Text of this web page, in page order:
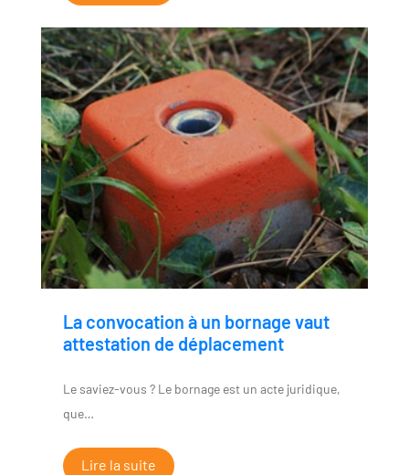
La convocation à un bornage vaut
attestation de déplacement
Le saviez-vous ? Le bornage est un acte juridique,
que…
Lire la suite